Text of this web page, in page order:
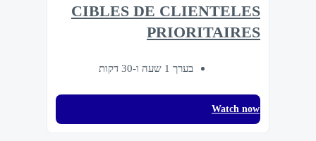
CIBLES DE CLIENTELES
PRIORITAIRES
בערך 1 שעה ו-30 דקות
Watch now